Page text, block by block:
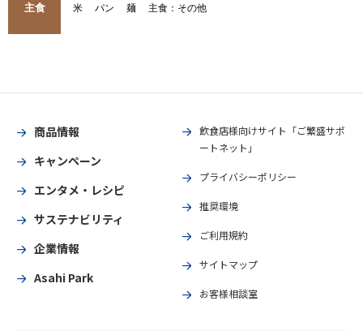
主食 米 パン 麺 主食：その他
商品情報
キャンペーン
エンタメ・レシピ
サステナビリティ
企業情報
Asahi Park
飲食店様向けサイト「ご繁盛サポ
ートネット」
プライバシーポリシー
推奨環境
ご利用規約
サイトマップ
お客様相談室